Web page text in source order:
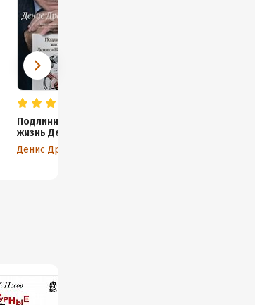
Подлинная
жизнь Дениса
Кораблёва. Кто
я? «Дениска из